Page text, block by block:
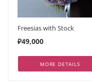
Freesias with Stock
₽49,000
MORE DETAILS